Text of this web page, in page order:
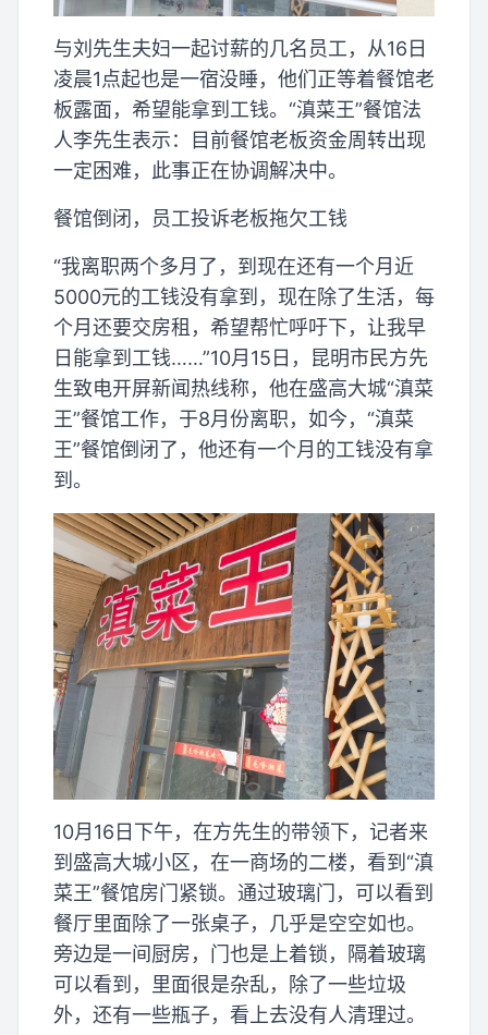
与刘先生夫妇一起讨薪的几名员工，从16日
凌晨1点起也是一宿没睡，他们正等着餐馆老
板露面，希望能拿到工钱。“滇菜王”餐馆法
人李先生表示：目前餐馆老板资金周转出现
一定困难，此事正在协调解决中。
餐馆倒闭，员工投诉老板拖欠工钱
“我离职两个多月了，到现在还有一个月近
5000元的工钱没有拿到，现在除了生活，每
个月还要交房租，希望帮忙呼吁下，让我早
日能拿到工钱……”10月15日，昆明市民方先
生致电开屏新闻热线称，他在盛高大城“滇菜
王”餐馆工作，于8月份离职，如今，“滇菜
王”餐馆倒闭了，他还有一个月的工钱没有拿
到。
10月16日下午，在方先生的带领下，记者来
到盛高大城小区，在一商场的二楼，看到“滇
菜王”餐馆房门紧锁。通过玻璃门，可以看到
餐厅里面除了一张桌子，几乎是空空如也。
旁边是一间厨房，门也是上着锁，隔着玻璃
可以看到，里面很是杂乱，除了一些垃圾
外，还有一些瓶子，看上去没有人清理过。